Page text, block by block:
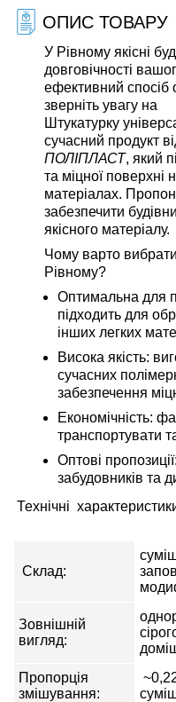
ОПИС ТОВАРУ
У Рівному якісні
довговічності
ефективний спосіб
зверніть увагу на
Штукатурку
сучасний продукт
ПОЛІПЛАСТ, який
та міцної поверхні
матеріалах.
забезпечити
якісного матеріалу.
Чому варто
Рівному?
Оптимальна для
підходить для
інших легких
Висока якість:
сучасних
забезпечення
Економічність:
транспортувати
Оптові пропозиції:
забудовників та
Технічні
Склад:
Зовнішній
вигляд:
Пропорція
змішування: